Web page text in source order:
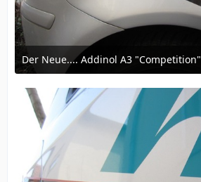
Der Neue.... Addinol A3 "Competition"
12. März 2016 um 16:57